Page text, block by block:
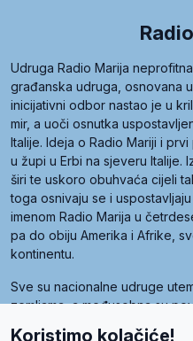
Udruga Radio Marija
građanska udruga, osnovana
inicijativni odbor nastao je u
mir, a uoči osnutka
Italije. Ideja o Radio Mariji i
u župi u Erbi na sjeveru Italije.
širi te uskoro obuhvaća cijeli
toga osnivaju se i
imenom Radio Marija u
pa do obiju Amerika i Afrike,
kontinentu.
Sve su nacionalne udruge
zemljama, a međusobna su
Koristimo kolačiće!